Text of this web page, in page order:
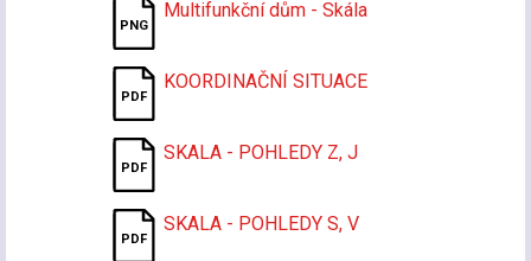
Multifunkční dům - Skála
KOORDINAČNÍ SITUACE
SKALA - POHLEDY Z, J
SKALA - POHLEDY S, V